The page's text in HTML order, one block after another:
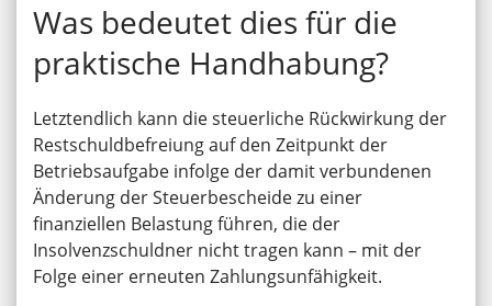
Was bedeutet dies für die
praktische Handhabung?
Letztendlich kann die steuerliche Rückwirkung der
Restschuldbefreiung auf den Zeitpunkt der
Betriebsaufgabe infolge der damit verbundenen
Änderung der Steuerbescheide zu einer
finanziellen Belastung führen, die der
Insolvenzschuldner nicht tragen kann – mit der
Folge einer erneuten Zahlungsunfähigkeit.